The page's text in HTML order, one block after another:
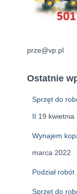
prze@vp.pl
Ostatnie
Sprzęt do
II 19 kwietnia
Wynajem
marca 2022
Podział
Sprzęt do